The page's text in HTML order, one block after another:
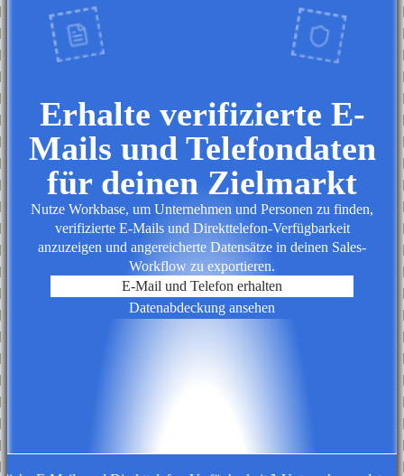
Erhalte verifizierte E-
Mails und Telefondaten
für deinen Zielmarkt
Nutze Workbase, um Unternehmen und Personen zu finden,
verifizierte E-Mails und Direkttelefon-Verfügbarkeit
anzuzeigen und angereicherte Datensätze in deinen Sales-
Workflow zu exportieren.
E-Mail und Telefon erhalten
Datenabdeckung ansehen